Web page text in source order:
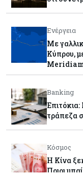
Ενέργεια
Με
Κύπρου,
Banking
τράπεζα
Κόσμος
Η Κίνα
Ποιοι